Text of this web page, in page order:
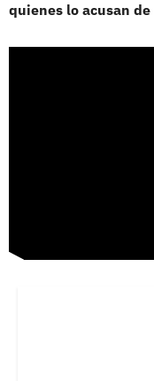
quienes lo acusan